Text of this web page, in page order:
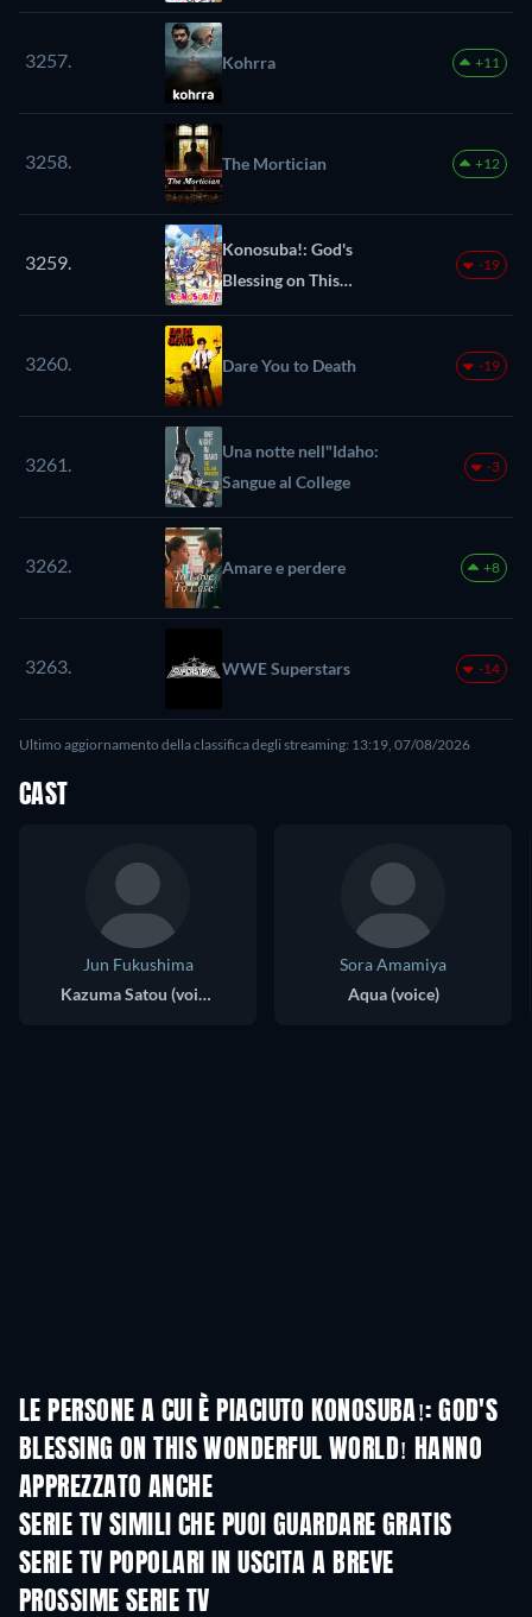
3257. Kohrra +11
3258. The Mortician +12
3259.
Konosuba!: God's
Blessing on This
Wonderful World!
-19
3260. Dare You to Death -19
3261.
Una notte nell"Idaho:
Sangue al College
-3
3262. Amare e perdere +8
3263. WWE Superstars -14
Ultimo aggiornamento della classifica degli streaming: 13:19, 07/08/2026
CAST
Jun Fukushima
Kazuma Satou (voice)
Sora Amamiya
Aqua (voice)
LE PERSONE A CUI È PIACIUTO KONOSUBA!: GOD'S
BLESSING ON THIS WONDERFUL WORLD! HANNO
APPREZZATO ANCHE
TV
SERIE TV SIMILI CHE PUOI GUARDARE GRATIS
TV
SERIE TV POPOLARI IN USCITA A BREVE
TV TV
PROSSIME SERIE TV
Stagione 2